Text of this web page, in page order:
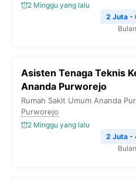
2 Minggu yang lalu
2 Juta -
Asisten Tenaga Teknis
Ananda Purworejo
Rumah Sakit Umum Ananda
Purworejo
2 Minggu yang lalu
2 Juta -